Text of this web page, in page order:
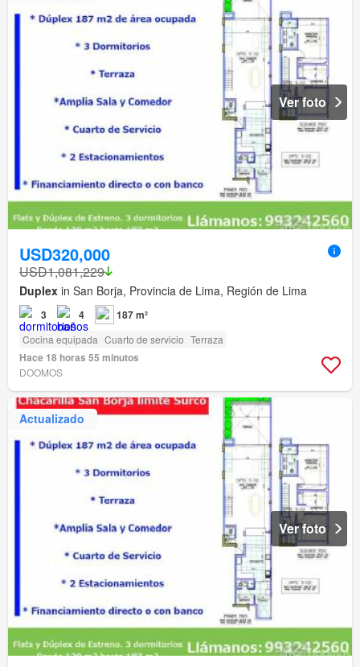
Ver foto
USD320,000
USD1,081,229
Duplex in San Borja, Provincia de Lima, Región de Lima
3 4 187 m²
Cocina equipada Cuarto de servicio Terraza
Hace 18 horas 55 minutos
DOOMOS
Actualizado
Ver foto